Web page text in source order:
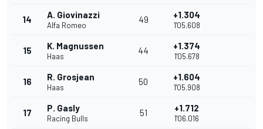
14 A. Giovinazzi
Alfa Romeo
49 +1.304
1'05.608
15 K. Magnussen
Haas
44 +1.374
1'05.678
16 R. Grosjean
Haas
50 +1.604
1'05.908
17 P. Gasly
Racing Bulls
51 +1.712
1'06.016